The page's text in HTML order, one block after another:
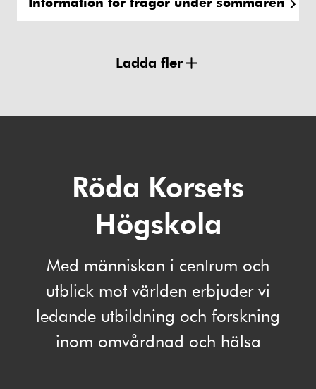
Ladda fler
Röda Korsets
Högskola
Med människan i centrum och
utblick mot världen erbjuder vi
ledande utbildning och forskning
inom omvårdnad och hälsa